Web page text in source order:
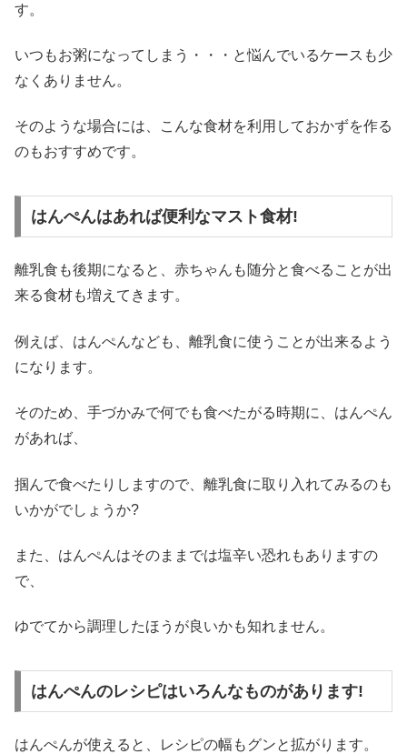
す。
いつもお粥になってしまう・・・と悩んでいるケースも少
なくありません。
そのような場合には、こんな食材を利用しておかずを作る
のもおすすめです。
はんぺんはあれば便利なマスト食材!
離乳食も後期になると、赤ちゃんも随分と食べることが出
来る食材も増えてきます。
例えば、はんぺんなども、離乳食に使うことが出来るよう
になります。
そのため、手づかみで何でも食べたがる時期に、はんぺん
があれば、
掴んで食べたりしますので、離乳食に取り入れてみるのも
いかがでしょうか?
また、はんぺんはそのままでは塩辛い恐れもありますの
で、
ゆでてから調理したほうが良いかも知れません。
はんぺんのレシピはいろんなものがあります!
はんぺんが使えると、レシピの幅もグンと拡がります。